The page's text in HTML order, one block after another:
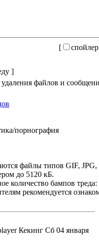
[
]
удаления файлов и
порнография
файлы типов GIF,
до 5120 кБ.
количество бампов треда:
рекомендуется
Кекинг Сб 04 января